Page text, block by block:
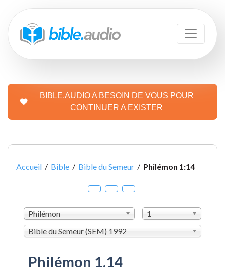
BIBLE.AUDIO A BESOIN DE VOUS POUR
CONTINUER A EXISTER
Accueil / Bible / Bible du Semeur / Philémon 1:14
Philémon
1
Bible du Semeur (SEM) 1992
Philémon 1.14